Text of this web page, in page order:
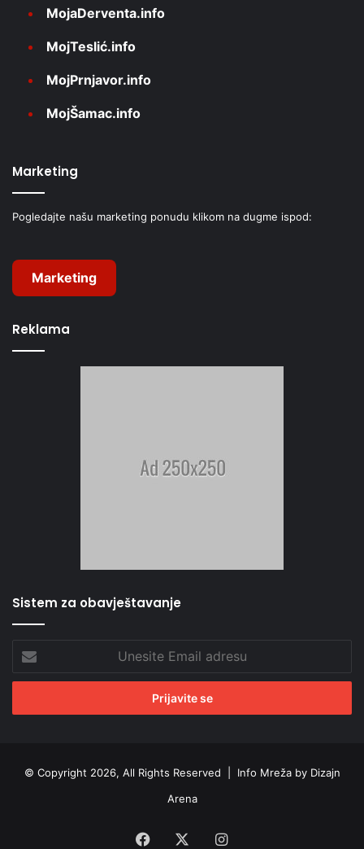
MojaDerventa.info
MojTeslić.info
MojPrnjavor.info
MojŠamac.info
Marketing
Pogledajte našu marketing ponudu klikom na dugme ispod:
Marketing
Reklama
Sistem za obavještavanje
Email
adresu
© Copyright 2026, All Rights Reserved | Info Mreža by Dizajn
Arena
Facebook Instagram